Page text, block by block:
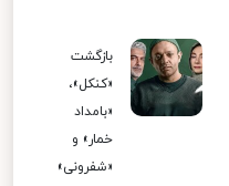
بازگشت
«کنکل»،
«بامداد
خمار» و
«شفرونی»